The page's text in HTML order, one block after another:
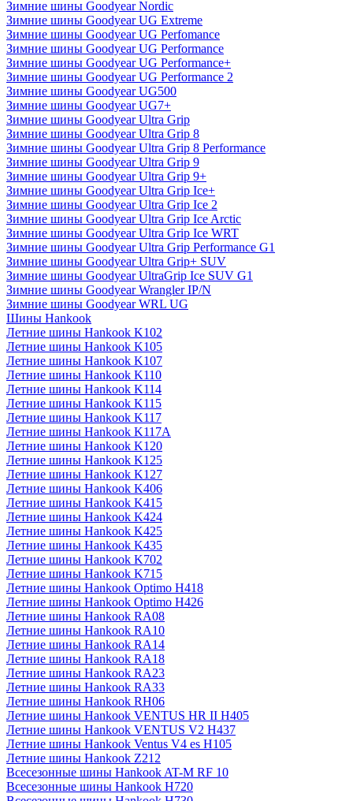
Зимние шины Goodyear Nordic
Зимние шины Goodyear UG Extreme
Зимние шины Goodyear UG Perfomance
Зимние шины Goodyear UG Performance
Зимние шины Goodyear UG Performance+
Зимние шины Goodyear UG Performance 2
Зимние шины Goodyear UG500
Зимние шины Goodyear UG7+
Зимние шины Goodyear Ultra Grip
Зимние шины Goodyear Ultra Grip 8
Зимние шины Goodyear Ultra Grip 8 Performance
Зимние шины Goodyear Ultra Grip 9
Зимние шины Goodyear Ultra Grip 9+
Зимние шины Goodyear Ultra Grip Ice+
Зимние шины Goodyear Ultra Grip Ice 2
Зимние шины Goodyear Ultra Grip Ice Arctic
Зимние шины Goodyear Ultra Grip Ice WRT
Зимние шины Goodyear Ultra Grip Performance G1
Зимние шины Goodyear Ultra Grip+ SUV
Зимние шины Goodyear UltraGrip Ice SUV G1
Зимние шины Goodyear Wrangler IP/N
Зимние шины Goodyear WRL UG
Шины Hankook
Летние шины Hankook K102
Летние шины Hankook K105
Летние шины Hankook K107
Летние шины Hankook K110
Летние шины Hankook K114
Летние шины Hankook K115
Летние шины Hankook K117
Летние шины Hankook K117A
Летние шины Hankook K120
Летние шины Hankook K125
Летние шины Hankook K127
Летние шины Hankook K406
Летние шины Hankook K415
Летние шины Hankook K424
Летние шины Hankook K425
Летние шины Hankook K435
Летние шины Hankook K702
Летние шины Hankook K715
Летние шины Hankook Optimo H418
Летние шины Hankook Optimo H426
Летние шины Hankook RA08
Летние шины Hankook RA10
Летние шины Hankook RA14
Летние шины Hankook RA18
Летние шины Hankook RA23
Летние шины Hankook RA33
Летние шины Hankook RH06
Летние шины Hankook VENTUS HR II H405
Летние шины Hankook VENTUS V2 H437
Летние шины Hankook Ventus V4 es H105
Летние шины Hankook Z212
Всесезонные шины Hankook AT-M RF 10
Всесезонные шины Hankook H720